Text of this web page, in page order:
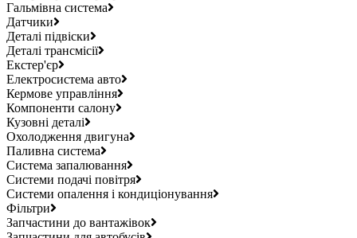
Гальмівна система
Датчики
Деталі підвіски
Деталі трансмісії
Екстер'єр
Електросистема авто
Кермове управління
Компоненти салону
Кузовні деталі
Охолодження двигуна
Паливна система
Система запалювання
Системи подачі повітря
Системи опалення і кондиціонування
Фільтри
Запчастини до вантажівок